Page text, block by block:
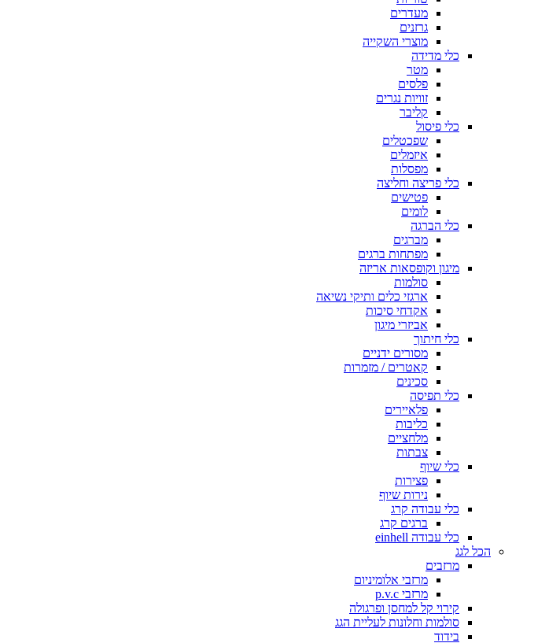
מעדרים
גרזנים
מוצרי השקייה
כלי מדידה
מטר
פלסים
זוויות נגרים
קליבר
כלי פיסול
שפכטלים
איזמלים
מפסלות
כלי פריצה וחליצה
פטישים
לומים
כלי הברגה
מברגים
מפתחות ברגים
מיגון וקופסאות אריזה
סולמות
ארגזי כלים ותיקי נשיאה
אקדחי סיכות
אביזרי מיגון
כלי חיתוך
מסורים ידניים
קאטרים / מזמרות
סכינים
כלי תפיסה
פלאיירים
כליבות
מלחציים
צבתות
כלי שיוף
פצירות
נירות שיוף
כלי עבודה קרג
ברגים קרג
כלי עבודה einhell
הכל לגג
מרזבים
מרזבי אלומיניום
מרזבי p.v.c
קירוי קל למחסן ופרגולה
סולמות וחלונות לעליית הגג
בידוד